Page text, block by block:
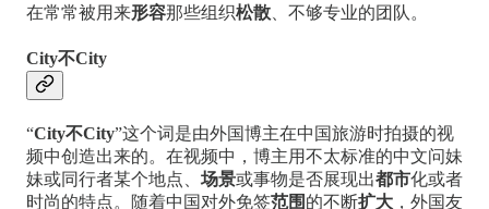
在常常被用来形容那些组织松散 、不够专业的团队。
City不City
“City不City”这个词是由外国博主在中国旅游时拍摄的视
频中创造出来的。在视频中，博主用不太标准的中文问妹
妹或同行者某个地点、 场景或事物是否展现出都市化或者
时尚的特点。随着中国对外免签范围 的不断扩大 ，外国友